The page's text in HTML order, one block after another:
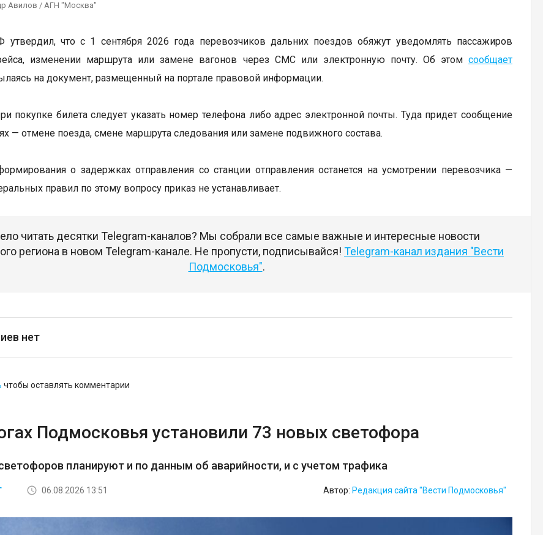
Авилов / АГН "Москва"
утвердил, что с 1 сентября 2026 года перевозчиков дальних поездов обяжут уведомлять пассажиров
изменении маршрута или замене вагонов через СМС или электронную почту. Об этом сообщает
на документ, размещенный на портале правовой информации.
покупке билета следует указать номер телефона либо адрес электронной почты. Туда придет сообщение
— отмене поезда, смене маршрута следования или замене подвижного состава.
о задержках отправления со станции отправления останется на усмотрении перевозчика —
правил по этому вопросу приказ не устанавливает.
читать десятки Telegram-каналов? Мы собрали все самые важные и интересные новости
региона в новом Telegram-канале. Не пропусти, подписывайся! Telegram-канал издания "Вести
Подмосковья".
нет
чтобы оставлять комментарии
Подмосковья установили 73 новых светофора
планируют и по данным об аварийности, и с учетом трафика
06.08.2026 13:51 Автор: Редакция сайта "Вести Подмосковья"